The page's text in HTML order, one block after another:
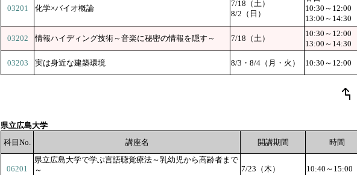
03201 化学×バイオ概論
7/18（土）
8/2（日）
10:30～12:00
13:00～14:30
03202 情報ハイディング技術～音楽に秘密の情報を隠す～ 7/18（土）
10:30～12:00
13:00～14:30
03203 実は身近な建築環境 8/3・8/4（月・火） 10:30～12:00
県立広島大学
科目No.
講座名 開講期間 時間
06201
県立広島大学で学ぶ言語聴覚療法～乳幼児から高齢者まで
～
7/23 （木） 10:40～15:00